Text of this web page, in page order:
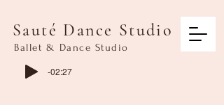
Sauté Dance Studio
Ballet & Dance Studio
-02:27